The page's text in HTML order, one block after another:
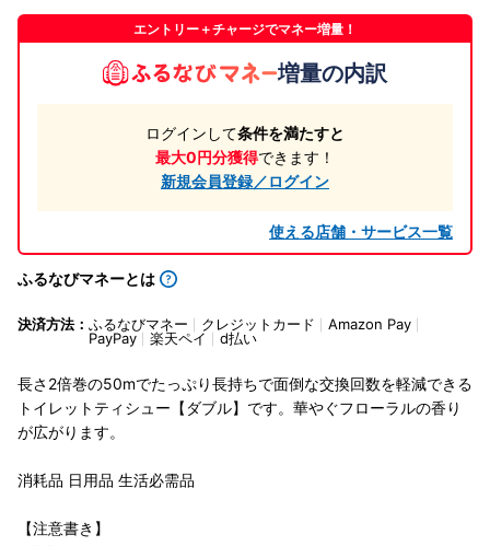
エントリー＋チャージでマネー増量！
増量の内訳
ログインして条件を満たすと
最大0円分獲得できます！
新規会員登録／ログイン
使える店舗・サービス一覧
ふるなびマネーとは
決済方法： ふるなびマネー クレジットカード
Amazon Pay
PayPay
楽天ペイ d払い
長さ2倍巻の50mでたっぷり長持ちで面倒な交換回数を軽減できる
トイレットティシュー【ダブル】です。華やぐフローラルの香り
が広がります。
消耗品 日用品 生活必需品
【注意書き】